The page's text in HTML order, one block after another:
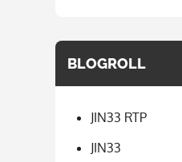
BLOGROLL
JIN33 RTP
JIN33